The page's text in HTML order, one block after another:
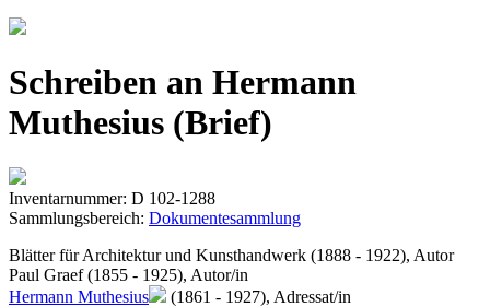
Jump to navigation
Schreiben an Hermann
Muthesius (Brief)
Inventarnummer: D 102-1288
Sammlungsbereich: Dokumentesammlung
Blätter für Architektur und Kunsthandwerk (1888 - 1922), Autor
Paul Graef (1855 - 1925), Autor/in
Hermann Muthesius
(1861 - 1927), Adressat/in